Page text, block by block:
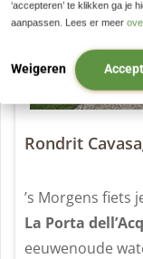
‘accepteren’ te klikken ga je
aanpassen. Lees er meer
Weigeren
Rondrit
’s Morgens fiets
La Porta
eeuwenoude